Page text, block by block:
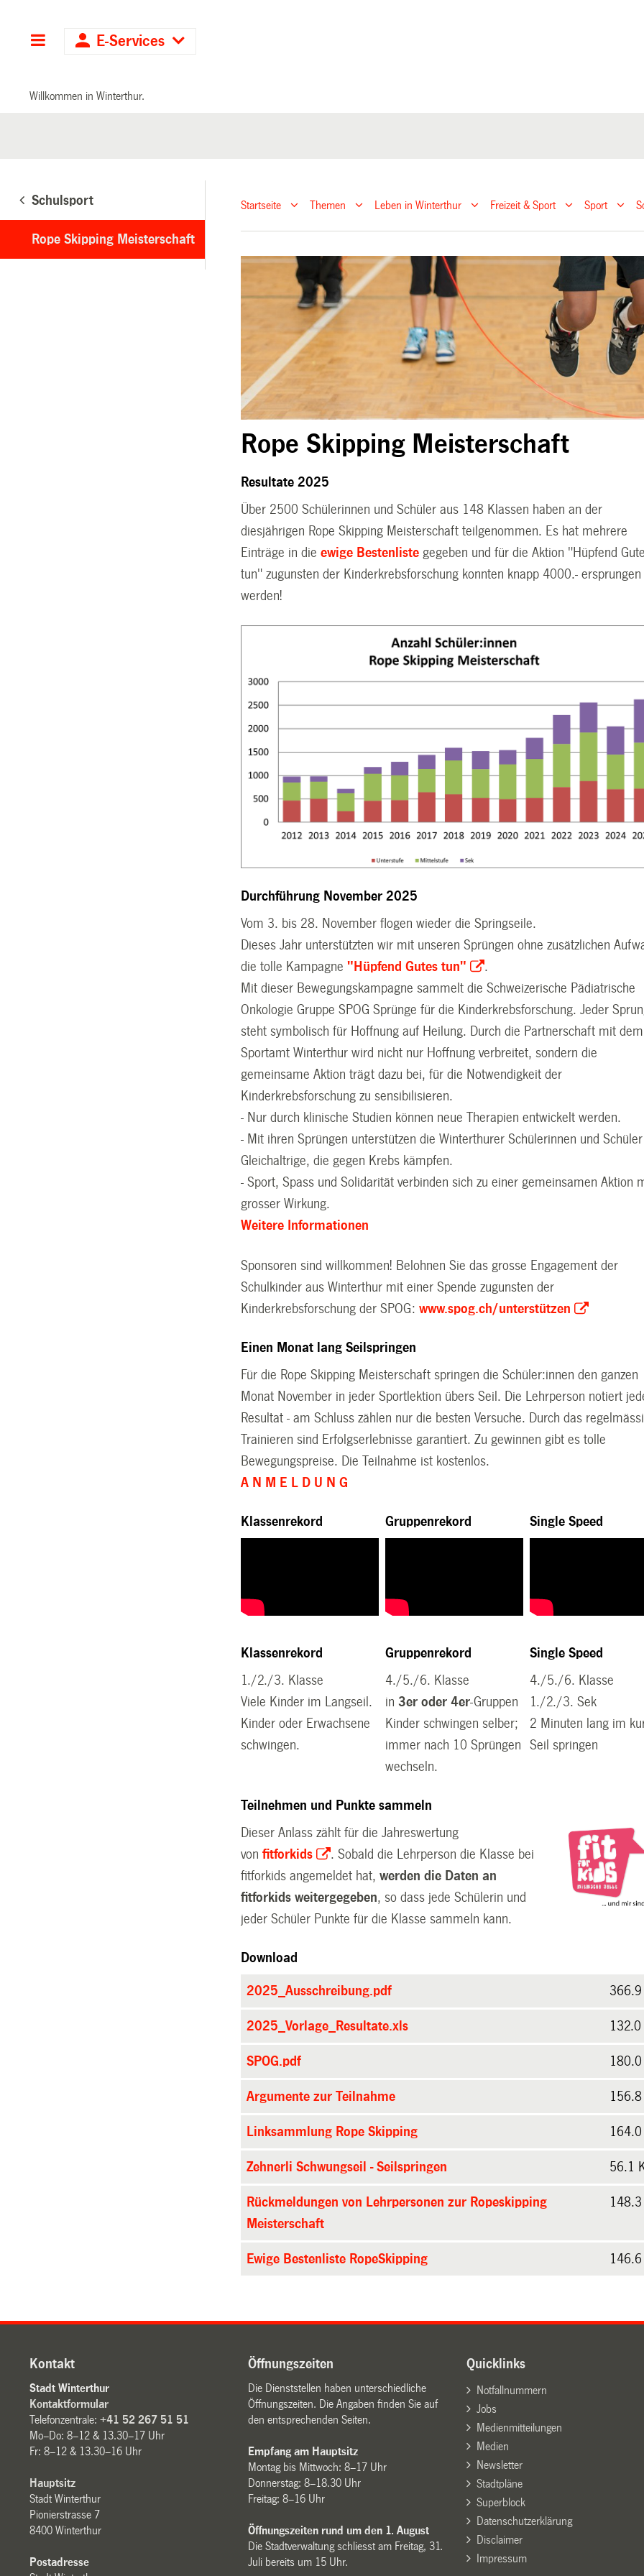
Hauptnavigation
E-Services
Willkommen in Winterthur.
Schulsport
Rope Skipping Meisterschaft
Startseite Themen Leben in Winterthur Freizeit & Sport Sport
Rope Skipping Meisterschaft
Resultate 2025
Über 2500 Schülerinnen und Schüler aus 148 Klassen haben an der
diesjährigen Rope Skipping Meisterschaft teilgenommen. Es hat mehrere
Einträge in dieewige Bestenliste gegeben und für die Aktion "Hüpfend
tun" zugunsten der Kinderkrebsforschung konnten knapp 4000.- ersprungen
werden!
Durchführung November 2025
Vom 3. bis 28. November flogen wieder die Springseile.
Dieses Jahr unterstützten wir mit unseren Sprüngen ohne zusätzlichen
die tolle Kampagne "Hüpfend Gutes tun"
.
Mit dieser Bewegungskampagne sammelt die Schweizerische Pädiatrische
Onkologie Gruppe SPOG Sprünge für die Kinderkrebsforschung. Jeder
steht symbolisch für Hoffnung auf Heilung. Durch die Partnerschaft mit dem
Sportamt Winterthur wird nicht nur Hoffnung verbreitet, sondern die
gemeinsame Aktion trägt dazu bei, für die Notwendigkeit der
Kinderkrebsforschung zu sensibilisieren.
- Nur durch klinische Studien können neue Therapien entwickelt werden.
- Mit ihren Sprüngen unterstützen die Winterthurer Schülerinnen und Schüler
Gleichaltrige, die gegen Krebs kämpfen.
- Sport, Spass und Solidarität verbinden sich zu einer gemeinsamen Aktion
grosser Wirkung.
Weitere Informationen
Sponsoren sind willkommen! Belohnen Sie das grosse Engagement der
Schulkinder aus Winterthur mit einer Spende zugunsten der
Kinderkrebsforschung der SPOG:www.spog.ch/unterstützen
Einen Monat lang Seilspringen
Für die Rope Skipping Meisterschaft springen die Schüler:innen den ganzen
Monat November in jeder Sportlektion übers Seil. Die Lehrperson notiert
Resultat - am Schluss zählen nur die besten Versuche. Durch das
Trainieren sind Erfolgserlebnisse garantiert. Zu gewinnen gibt es tolle
Bewegungspreise. Die Teilnahme ist kostenlos.
A N M E L D U N G
Klassenrekord Gruppenrekord Single Speed
Klassenrekord
1./2./3. Klasse
Viele Kinder im Langseil.
Kinder oder Erwachsene
schwingen.
Gruppenrekord
4./5./6. Klasse
in3er oder 4er-Gruppen
Kinder schwingen selber;
immer nach 10 Sprüngen
wechseln.
Single Speed
4./5./6. Klasse
1./2./3. Sek
2 Minuten lang im
Seil springen
Teilnehmen und Punkte sammeln
Dieser Anlass zählt für die Jahreswertung
vonfitforkids
. Sobald die Lehrperson die Klasse bei
fitforkids angemeldet hat,werden die Daten an
fitforkids weitergegeben, so dass jede Schülerin und
jeder Schüler Punkte für die Klasse sammeln kann.
Download
2025_Ausschreibung.pdf
2025_Vorlage_Resultate.xls 132.0
SPOG.pdf
Argumente zur Teilnahme
Linksammlung Rope Skipping
Zehnerli Schwungseil - Seilspringen 56.1
Rückmeldungen von Lehrpersonen zur Ropeskipping
Meisterschaft
Ewige Bestenliste RopeSkipping
Kontakt
Stadt Winterthur
Kontaktformular
Telefonzentrale:+41 52 267 51 51
Mo–Do: 8–12 & 13.30–17 Uhr
Fr: 8–12 & 13.30–16 Uhr
Hauptsitz
Stadt Winterthur
Pionierstrasse 7
8400 Winterthur
Postadresse
Öffnungszeiten
Die Dienststellen haben unterschiedliche
Öffnungszeiten. Die Angaben finden Sie auf
den entsprechenden Seiten.
Empfang am Hauptsitz
Montag bis Mittwoch: 8–17 Uhr
Donnerstag: 8–18.30 Uhr
Freitag: 8–16 Uhr
Öffnungszeiten rund um den 1. August
Die Stadtverwaltung schliesst am Freitag, 31.
Juli bereits um 15 Uhr.
Quicklinks
Notfallnummern
Jobs
Medienmitteilungen
Medien
Newsletter
Stadtpläne
Superblock
Datenschutzerklärung
Disclaimer
Impressum